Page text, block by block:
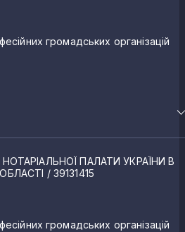
громадських організацій
ПАЛАТИ УКРАЇНИ В
/ 39131415
громадських організацій